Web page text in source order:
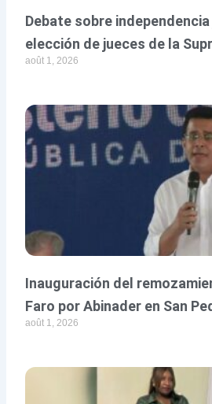
Debate sobre
elección de jueces de la
août 1, 2026
Inauguración del
Faro por Abinader en San
août 1, 2026